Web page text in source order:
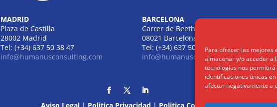
Para ofrecer las mejores
almacenar y/o acceder a
tecnologías nos
identificaciones únicas
afectar negativamente a
MADRID
Plaza de Castilla
28002 Madrid
Tel: (+34) 637 50 38 47
info@humanusconsulting.com
BARCELONA
Carrer de Beethoven
08021 Barcelona
Tel: (+34) 637 50 38 47
info@humanusconsulting.com